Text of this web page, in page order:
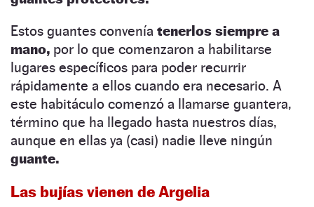
Estos guantes convenía tenerlos siempre a
mano, por lo que comenzaron a habilitarse
lugares específicos para poder recurrir
rápidamente a ellos cuando era necesario. A
este habitáculo comenzó a llamarse guantera,
término que ha llegado hasta nuestros días,
aunque en ellas ya (casi) nadie lleve ningún
guante.
Las bujías vienen de Argelia